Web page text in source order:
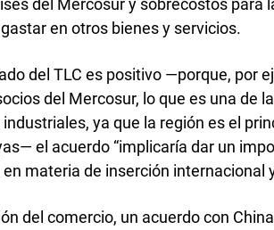
en otros bienes y servicios.
del TLC es positivo —porque, por
del Mercosur, lo que es una de
ya que la región es el
el acuerdo “implicaría dar un
materia de inserción internacional
del comercio, un acuerdo con